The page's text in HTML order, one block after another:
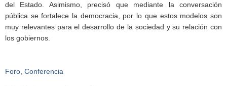
del Estado. Asimismo, precisó que mediante la conversación
pública se fortalece la democracia, por lo que estos modelos son
muy relevantes para el desarrollo de la sociedad y su relación con
los gobiernos.
Foro Conferencia